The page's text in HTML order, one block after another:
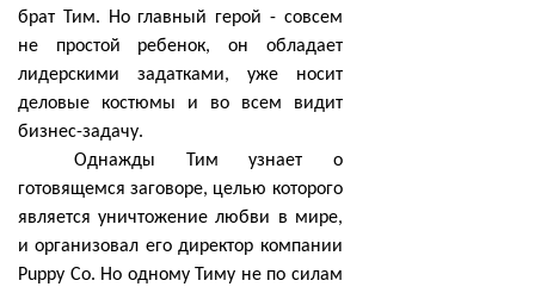
брат Тим. Но главный герой - совсем
не простой ребенок, он обладает
лидерскими задатками, уже носит
деловые костюмы и во всем видит
бизнес-задачу.
Однажды Тим узнает о
готовящемся заговоре, целью которого
является уничтожение любви в мире,
и организовал его директор компании
Puppy Co. Но одному Тиму не по силам